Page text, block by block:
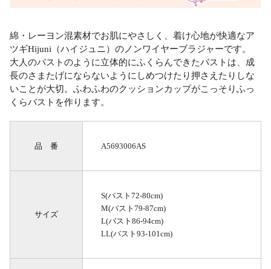
綿・レーヨン混素材でお肌にやさしく、着け心地が快適なア
ツギHijuni（ハイジュニ）のノンワイヤーブラジャーです。
大人のバストのように立体的にふくらんできたバストは、成
長のさまたげにならないようにしめつけたり押さえたりしな
いことが大切。ふわふわのクッションカップがこっそりふっ
くらバストを作ります。
品 番 A5693006AS
サイズ
S(バスト72-80cm)
M(バスト79-87cm)
L(バスト86-94cm)
LL(バスト93-101cm)